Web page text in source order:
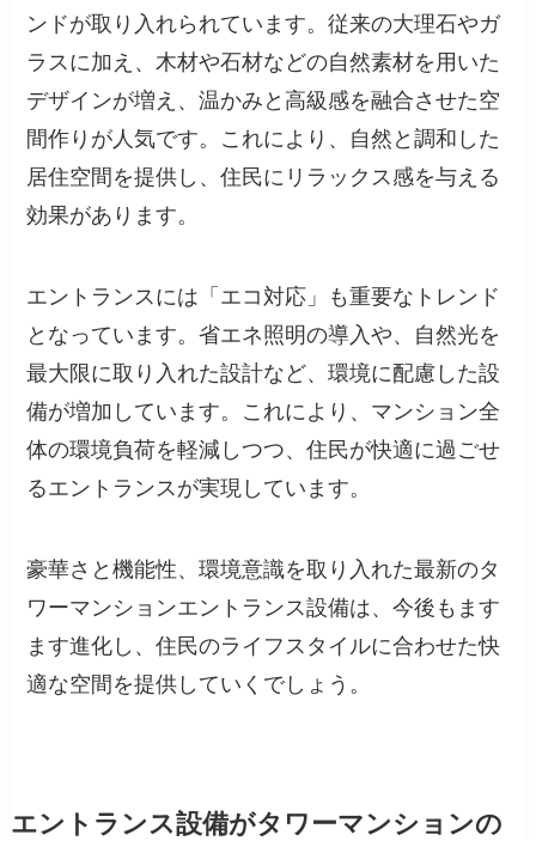
ンドが取り入れられています。従来の大理石やガ
ラスに加え、木材や石材などの自然素材を用いた
デザインが増え、温かみと高級感を融合させた空
間作りが人気です。これにより、自然と調和した
居住空間を提供し、住民にリラックス感を与える
効果があります。
エントランスには「エコ対応」も重要なトレンド
となっています。省エネ照明の導入や、自然光を
最大限に取り入れた設計など、環境に配慮した設
備が増加しています。これにより、マンション全
体の環境負荷を軽減しつつ、住民が快適に過ごせ
るエントランスが実現しています。
豪華さと機能性、環境意識を取り入れた最新のタ
ワーマンションエントランス設備は、今後もます
ます進化し、住民のライフスタイルに合わせた快
適な空間を提供していくでしょう。
エントランス設備がタワーマンションの